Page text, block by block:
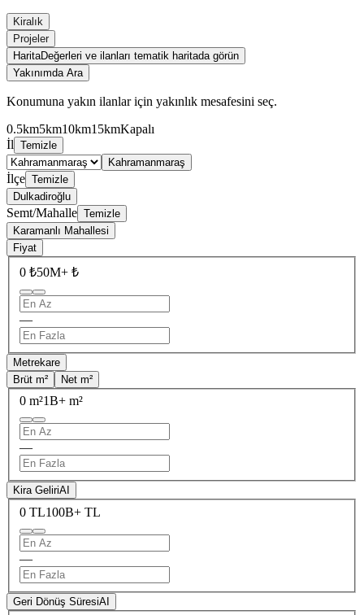
Kiralık
Projeler
HaritaDeğerleri ve ilanları tematik haritada görün
Yakınımda Ara
Konumuna yakın ilanlar için yakınlık mesafesini seç.
0.5km5km10km15kmKapalı
İl Temizle
Kahramanmaraş
İlçe Temizle
Dulkadiroğlu
Semt/Mahalle Temizle
Karamanlı Mahallesi
Fiyat
0 ₺50M+ ₺
—
Metrekare
Brüt m²
Net m²
0 m²1B+ m²
—
Kira GeliriAI
0 TL100B+ TL
—
Geri Dönüş SüresiAI